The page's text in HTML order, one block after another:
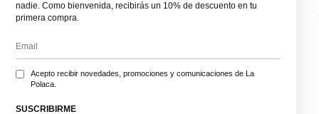
nadie. Como bienvenida, recibirás un 10% de descuento en tu
primera compra.
Acepto recibir novedades, promociones y comunicaciones de La
Polaca.
SUSCRIBIRME